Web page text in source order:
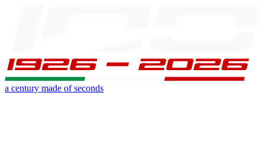
a century made of seconds